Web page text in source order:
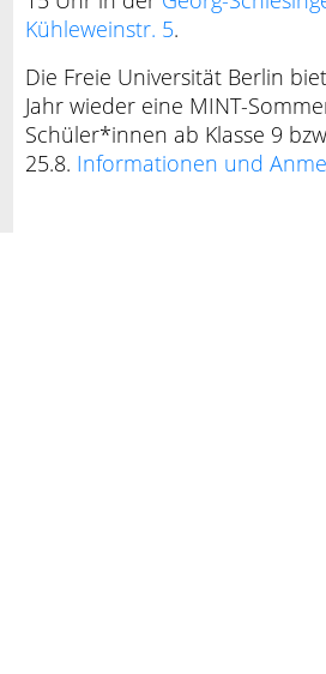
Kühleweinstr. 5.
Die Freie Universität Berlin
Jahr wieder eine MINT-
Schüler*innen ab Klasse 9
25.8. Informationen und